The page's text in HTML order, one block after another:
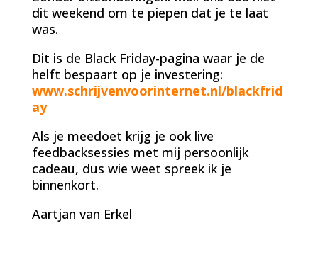
dit weekend om te piepen dat je te laat
was.
Dit is de Black Friday-pagina waar je de
helft bespaart op je investering:
www.schrijvenvoorinternet.nl/blackfrid
ay
Als je meedoet krijg je ook live
feedbacksessies met mij persoonlijk
cadeau, dus wie weet spreek ik je
binnenkort.
Aartjan van Erkel